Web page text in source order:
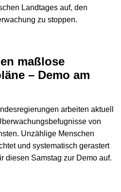
Landtages auf, den
zu stoppen.
maßlose
– Demo am
arbeiten aktuell
von
Unzählige Menschen
und systematisch gerastert
diesen Samstag zur Demo auf.